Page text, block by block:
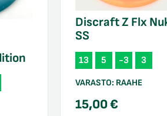
Discraft Z Flx
SS
13 5 -3 3
VARASTO: RAAHE
15,00€